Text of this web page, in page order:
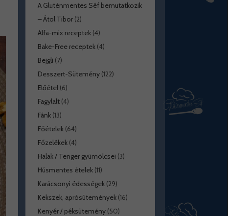
A Gluténmentes Séf bemutatkozik
– Átol Tibor(2)
Alfa-mix receptek(4)
Bake-Free receptek(4)
Bejgli (7)
Desszert-Sütemény(122)
Előétel(6)
Fagylalt(4)
Fánk(13)
Főételek(64)
Főzelékek(4)
Halak / Tenger gyümölcsei (3)
Húsmentes ételek(11)
Karácsonyi édességek(29)
Kekszek, aprósütemények(16)
Kenyér / péksütemény(50)